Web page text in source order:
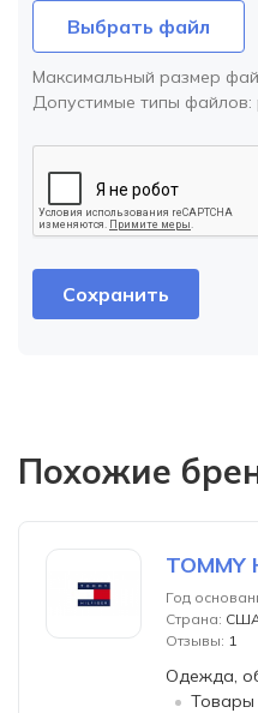
Выбрать файл
Максимальный размер
Допустимые типы файлов:
Похожие
TOMMY
Год
Страна:
Отзывы: 1
Одежда,
Товары